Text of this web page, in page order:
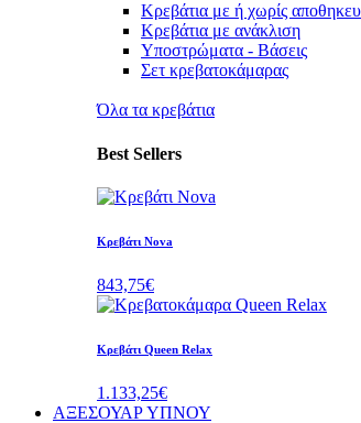
Κρεβάτια με ή χωρίς
Κρεβάτια με ανάκλιση
Υποστρώματα - Βάσεις
Σετ κρεβατοκάμαρας
Όλα τα κρεβάτια
Best Sellers
Κρεβάτι Nova
843,75€
Κρεβάτι Queen Relax
1.133,25€
ΑΞΕΣΟΥΑΡ ΥΠΝΟΥ